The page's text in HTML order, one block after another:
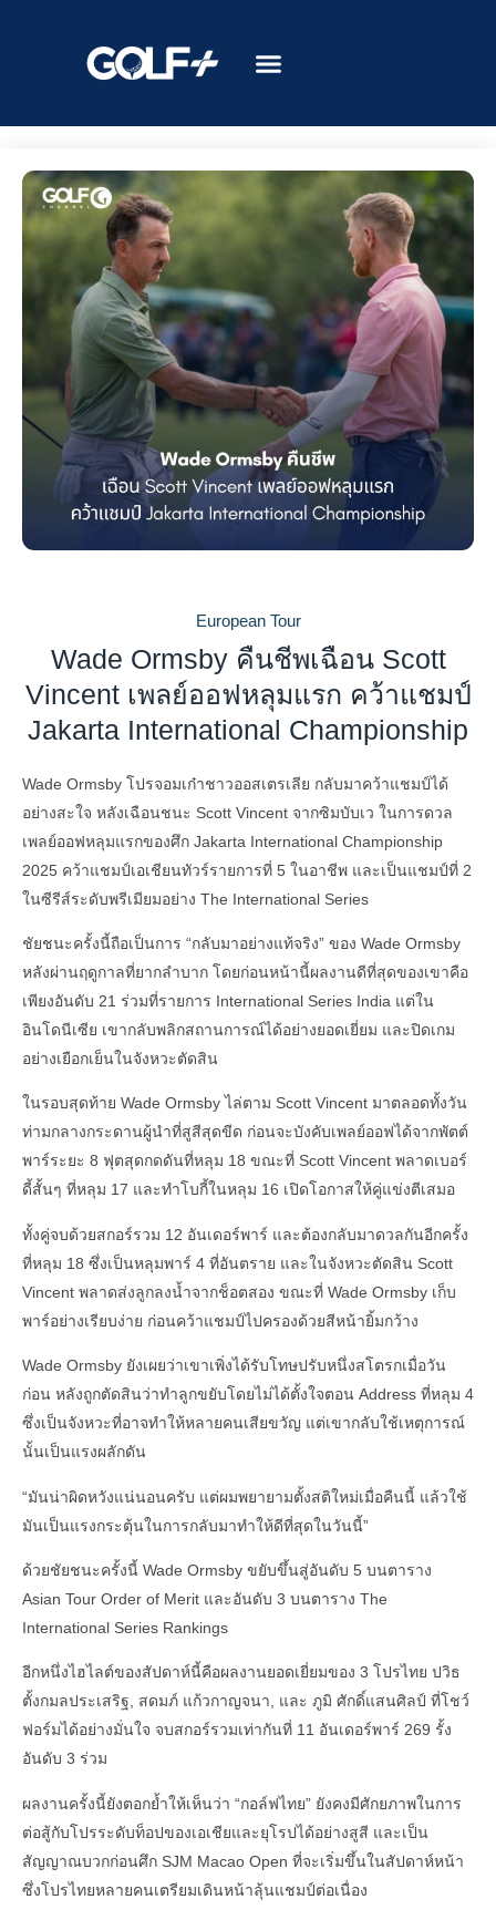
European Tour
Wade Ormsby คืนชีพเฉือน Scott
Vincent เพลย์ออฟหลุมแรก คว้าแชมป์
Jakarta International Championship
Wade Ormsby โปรจอมเก๋าชาวออสเตรเลีย กลับมาคว้าแชมป์ได้
อย่างสะใจ หลังเฉือนชนะ Scott Vincent จากซิมบับเว ในการดวล
เพลย์ออฟหลุมแรกของศึก Jakarta International Championship
2025 คว้าแชมป์เอเชียนทัวร์รายการที่ 5 ในอาชีพ และเป็นแชมป์ที่ 2
ในซีรีส์ระดับพรีเมียมอย่าง The International Series
ชัยชนะครั้งนี้ถือเป็นการ “กลับมาอย่างแท้จริง” ของ Wade Ormsby
หลังผ่านฤดูกาลที่ยากลำบาก โดยก่อนหน้านี้ผลงานดีที่สุดของเขาคือ
เพียงอันดับ 21 ร่วมที่รายการ International Series India แต่ใน
อินโดนีเซีย เขากลับพลิกสถานการณ์ได้อย่างยอดเยี่ยม และปิดเกม
อย่างเยือกเย็นในจังหวะตัดสิน
ในรอบสุดท้าย Wade Ormsby ไล่ตาม Scott Vincent มาตลอดทั้งวัน
ท่ามกลางกระดานผู้นำที่สูสีสุดขีด ก่อนจะบังคับเพลย์ออฟได้จากพัตต์
พาร์ระยะ 8 ฟุตสุดกดดันที่หลุม 18 ขณะที่ Scott Vincent พลาดเบอร์
ดี้สั้นๆ ที่หลุม 17 และทำโบกี้ในหลุม 16 เปิดโอกาสให้คู่แข่งตีเสมอ
ทั้งคู่จบด้วยสกอร์รวม 12 อันเดอร์พาร์ และต้องกลับมาดวลกันอีกครั้ง
ที่หลุม 18 ซึ่งเป็นหลุมพาร์ 4 ที่อันตราย และในจังหวะตัดสิน Scott
Vincent พลาดส่งลูกลงน้ำจากช็อตสอง ขณะที่ Wade Ormsby เก็บ
พาร์อย่างเรียบง่าย ก่อนคว้าแชมป์ไปครองด้วยสีหน้ายิ้มกว้าง
Wade Ormsby ยังเผยว่าเขาเพิ่งได้รับโทษปรับหนึ่งสโตรกเมื่อวัน
ก่อน หลังถูกตัดสินว่าทำลูกขยับโดยไม่ได้ตั้งใจตอน Address ที่หลุม 4
ซึ่งเป็นจังหวะที่อาจทำให้หลายคนเสียขวัญ แต่เขากลับใช้เหตุการณ์
นั้นเป็นแรงผลักดัน
“มันน่าผิดหวังแน่นอนครับ แต่ผมพยายามตั้งสติใหม่เมื่อคืนนี้ แล้วใช้
มันเป็นแรงกระตุ้นในการกลับมาทำให้ดีที่สุดในวันนี้”
ด้วยชัยชนะครั้งนี้ Wade Ormsby ขยับขึ้นสู่อันดับ 5 บนตาราง
Asian Tour Order of Merit และอันดับ 3 บนตาราง The
International Series Rankings
อีกหนึ่งไฮไลต์ของสัปดาห์นี้คือผลงานยอดเยี่ยมของ 3 โปรไทย ปวิธ
ตั้งกมลประเสริฐ, สดมภ์ แก้วกาญจนา, และ ภูมิ ศักดิ์แสนศิลป์ ที่โชว์
ฟอร์มได้อย่างมั่นใจ จบสกอร์รวมเท่ากันที่ 11 อันเดอร์พาร์ 269 รั้ง
อันดับ 3 ร่วม
ผลงานครั้งนี้ยังตอกย้ำให้เห็นว่า “กอล์ฟไทย” ยังคงมีศักยภาพในการ
ต่อสู้กับโปรระดับท็อปของเอเชียและยุโรปได้อย่างสูสี และเป็น
สัญญาณบวกก่อนศึก SJM Macao Open ที่จะเริ่มขึ้นในสัปดาห์หน้า
ซึ่งโปรไทยหลายคนเตรียมเดินหน้าลุ้นแชมป์ต่อเนื่อง